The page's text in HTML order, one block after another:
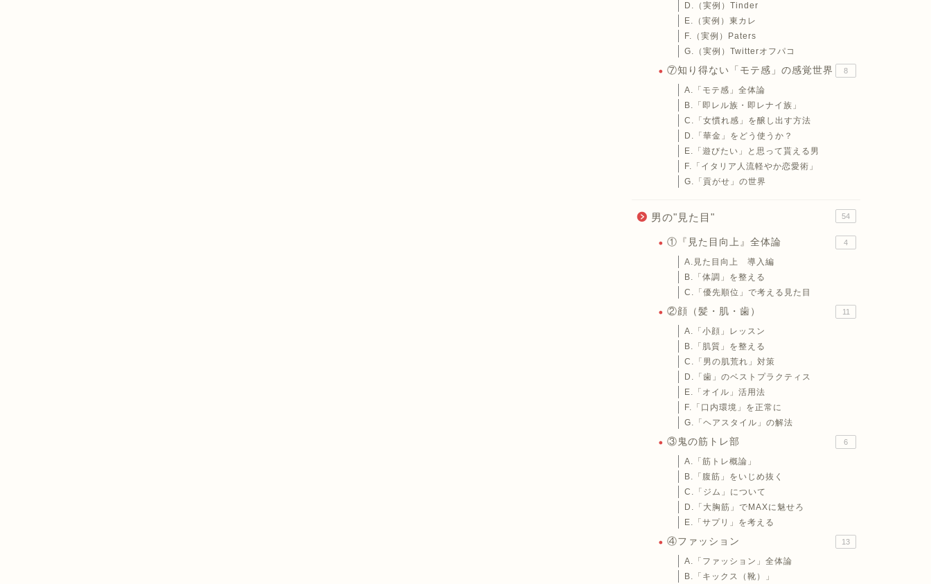
D.（実例）Tinder
E.（実例）東カレ
F.（実例）Paters
G.（実例）Twitterオフパコ
⑦知り得ない「モテ感」の感覚世界 8
A.「モテ感」全体論
B.「即レル族・即レナイ族」
C.「女慣れ感」を醸し出す方法
D.「華金」をどう使うか？
E.「遊びたい」と思って貰える男
F.「イタリア人流軽やか恋愛術」
G.「貢がせ」の世界
男の"見た目" 54
①『見た目向上』全体論 4
A.見た目向上 導入編
B.「体調」を整える
C.「優先順位」で考える見た目
②顔（髪・肌・歯） 11
A.「小顔」レッスン
B.「肌質」を整える
C.「男の肌荒れ」対策
D.「歯」のベストプラクティス
E.「オイル」活用法
F.「口内環境」を正常に
G.「ヘアスタイル」の解法
③鬼の筋トレ部 6
A.「筋トレ概論」
B.「腹筋」をいじめ抜く
C.「ジム」について
D.「大胸筋」でMAXに魅せろ
E.「サプリ」を考える
④ファッション 13
A.「ファッション」全体論
B.「キックス（靴）」